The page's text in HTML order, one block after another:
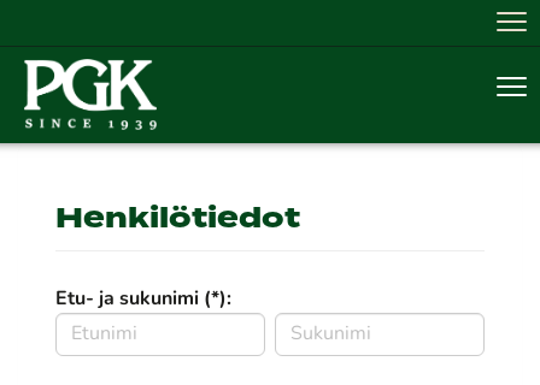
Henkilötiedot
Etu- ja sukunimi (*):